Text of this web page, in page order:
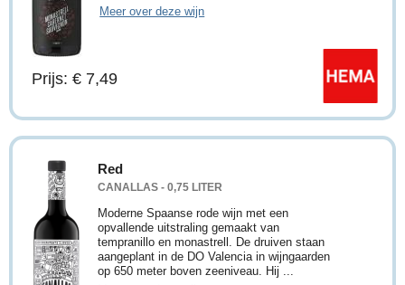
Meer over deze wijn
Prijs: € 7,49
Red
CANALLAS - 0,75 LITER
Moderne Spaanse rode wijn met een
opvallende uitstraling gemaakt van
tempranillo en monastrell. De druiven staan
aangeplant in de DO Valencia in wijngaarden
op 650 meter boven zeeniveau. Hij ...